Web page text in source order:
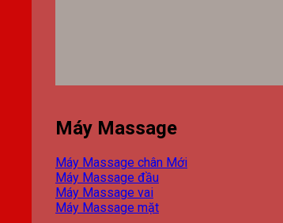
Máy Massage
Máy Massage chân
Máy Massage đầu
Máy Massage vai
Máy Massage mặt